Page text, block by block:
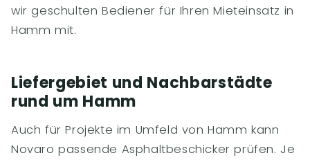
wir geschulten Bediener für Ihren Mieteinsatz in
Hamm mit.
Liefergebiet und Nachbarstädte
rund um Hamm
Auch für Projekte im Umfeld von Hamm kann
Novaro passende Asphaltbeschicker prüfen. Je